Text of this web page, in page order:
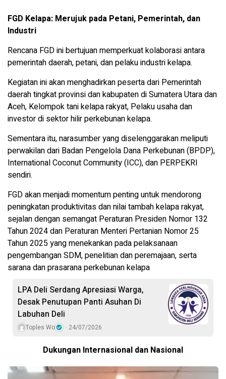
FGD Kelapa: Merujuk pada Petani, Pemerintah, dan
Industri
Rencana FGD ini bertujuan memperkuat kolaborasi antara
pemerintah daerah, petani, dan pelaku industri kelapa.
Kegiatan ini akan menghadirkan peserta dari Pemerintah
daerah tingkat provinsi dan kabupaten di Sumatera Utara dan
Aceh, Kelompok tani kelapa rakyat, Pelaku usaha dan
investor di sektor hilir perkebunan kelapa.
Sementara itu, narasumber yang diselenggarakan meliputi
perwakilan dari Badan Pengelola Dana Perkebunan (BPDP),
International Coconut Community (ICC), dan PERPEKRI
sendiri.
FGD akan menjadi momentum penting untuk mendorong
peningkatan produktivitas dan nilai tambah kelapa rakyat,
sejalan dengan semangat Peraturan Presiden Nomor 132
Tahun 2024 dan Peraturan Menteri Pertanian Nomor 25
Tahun 2025 yang menekankan pada pelaksanaan
pengembangan SDM, penelitian dan peremajaan, serta
sarana dan prasarana perkebunan kelapa
LPA Deli Serdang Apresiasi Warga,
Desak Penutupan Panti Asuhan Di
Labuhan Deli
Toples Wo 24/07/2026
Dukungan Internasional dan Nasional